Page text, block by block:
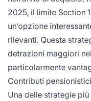
2025, il limite Section
un’opzione
rilevanti. Questa
detrazioni maggiori
particolarmente
Contributi
Una delle strategie